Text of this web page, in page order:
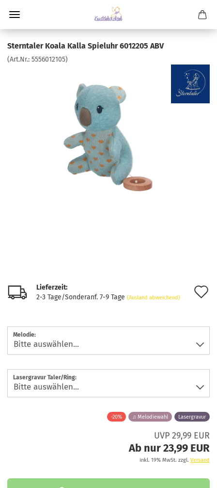
Sterntaler Koala Kalla Spieluhr 6012205 ABV
(Art.Nr.: 5556012105)
Lieferzeit:
2-3 Tage/Sonderanf. 7-9 Tage (Ausland abweichend)
Melodie:
Lasergravur Taler/Ring:
-20% ♫ Melodiewahl Lasergravur
UVP 29,99 EUR
Ab nur 23,99 EUR
inkl. 19% MwSt. zzgl. Versand